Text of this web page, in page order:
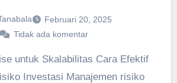
Februari 20, 2025
Tidak ada komentar
untuk Skalabilitas Cara Efektif
Investasi Manajemen risiko